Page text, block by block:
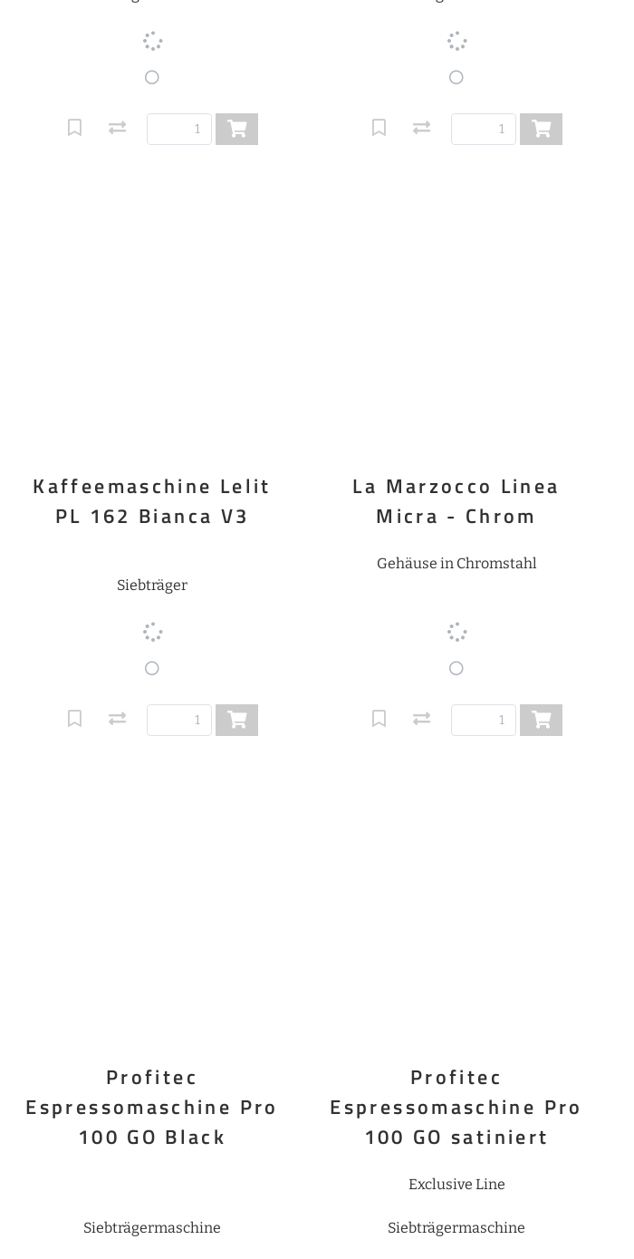
Kaffeemaschine Lelit
PL 162 Bianca V3
Siebträger
La Marzocco Linea
Micra - Chrom
Gehäuse in Chromstahl
Profitec
Espressomaschine Pro
100 GO Black
Siebträgermaschine
Profitec
Espressomaschine Pro
100 GO satiniert
Exclusive Line
Siebträgermaschine